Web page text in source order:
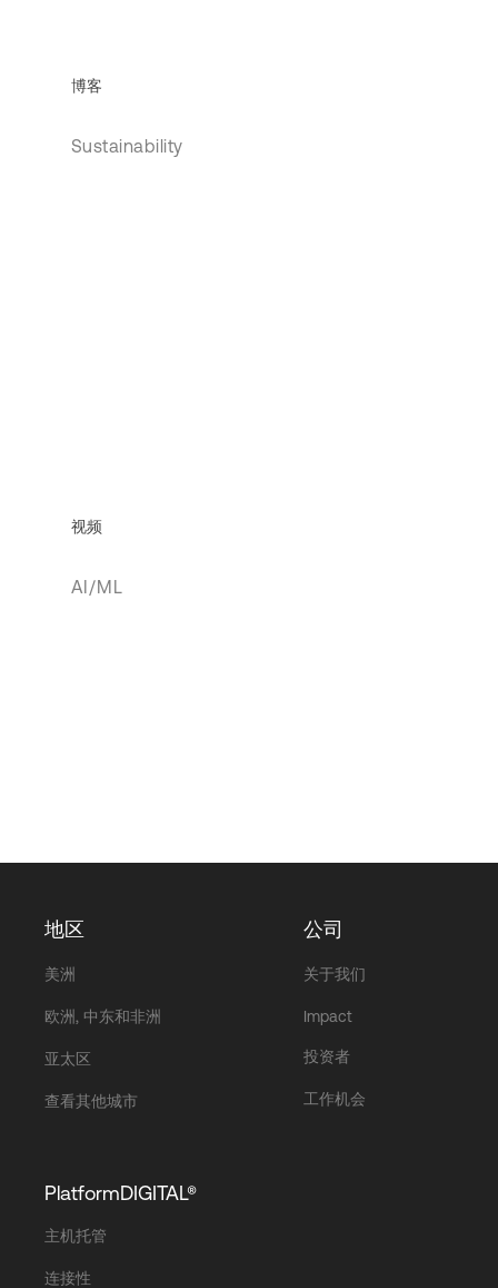
博客
Sustainability
视频
AI/ML
地区
美洲
欧洲, 中东和非洲
亚太区
查看其他城市
公司
关于我们
Impact
投资者
工作机会
PlatformDIGITAL®
主机托管
连接性